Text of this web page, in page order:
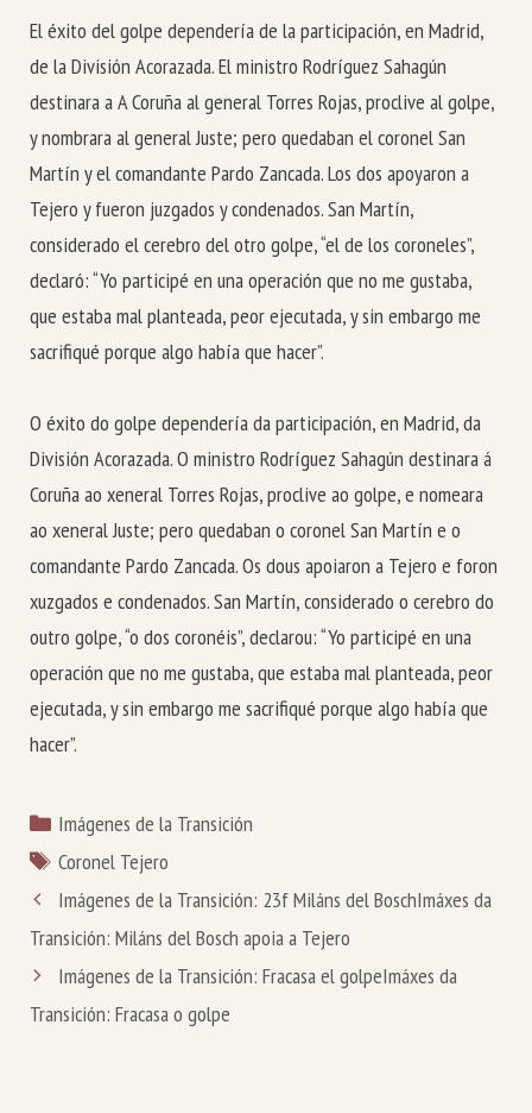
El éxito del golpe dependería de la participación, en Madrid,
de la División Acorazada. El ministro Rodríguez Sahagún
destinara a A Coruña al general Torres Rojas, proclive al golpe,
y nombrara al general Juste; pero quedaban el coronel San
Martín y el comandante Pardo Zancada. Los dos apoyaron a
Tejero y fueron juzgados y condenados. San Martín,
considerado el cerebro del otro golpe, “el de los coroneles”,
declaró: “Yo participé en una operación que no me gustaba,
que estaba mal planteada, peor ejecutada, y sin embargo me
sacrifiqué porque algo había que hacer”.
O éxito do golpe dependería da participación, en Madrid, da
División Acorazada. O ministro Rodríguez Sahagún destinara á
Coruña ao xeneral Torres Rojas, proclive ao golpe, e nomeara
ao xeneral Juste; pero quedaban o coronel San Martín e o
comandante Pardo Zancada. Os dous apoiaron a Tejero e foron
xuzgados e condenados. San Martín, considerado o cerebro do
outro golpe, “o dos coronéis”, declarou: “Yo participé en una
operación que no me gustaba, que estaba mal planteada, peor
ejecutada, y sin embargo me sacrifiqué porque algo había que
hacer”.
Categorías
Imágenes de la Transición
Etiquetas
Coronel Tejero
Imágenes de la Transición: 23f Miláns del BoschImáxes da
Transición: Miláns del Bosch apoia a Tejero
Imágenes de la Transición: Fracasa el golpeImáxes da
Transición: Fracasa o golpe